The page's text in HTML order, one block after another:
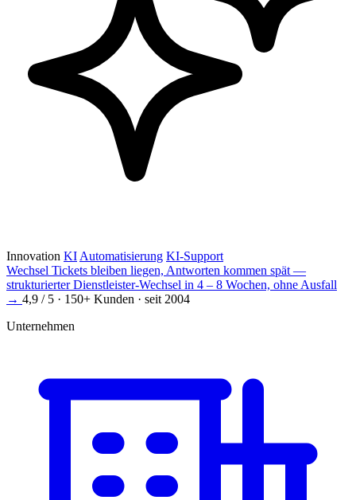
Innovation KI Automatisierung KI-Support
Wechsel Tickets bleiben liegen, Antworten kommen spät —
strukturierter Dienstleister-Wechsel in 4 – 8 Wochen, ohne Ausfall
→ 4,9 / 5 · 150+ Kunden · seit 2004
Unternehmen